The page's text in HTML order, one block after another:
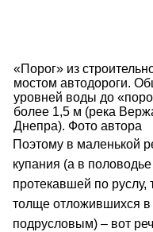
«Порог» из
мостом автодороги.
уровней воды до
более 1,5 м (река
Днепра). Фото автора
Поэтому в маленькой
купания (а в
протекавшей по руслу,
толще отложившихся в
подрусловым) – вот